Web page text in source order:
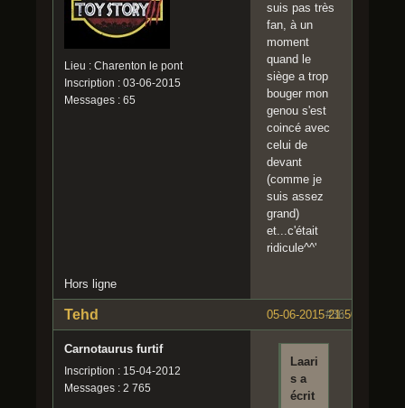
Lieu : Charenton le pont
Inscription : 03-06-2015
Messages : 65
suis pas très
fan, à un
moment
quand le
siège a trop
bouger mon
genou s'est
coincé avec
celui de
devant
(comme je
suis assez
grand)
et...c'était
ridicule^^'
Hors ligne
#36
05-06-2015 21:50:54
Tehd
Carnotaurus furtif
Inscription : 15-04-2012
Messages : 2 765
Laari
s a
écrit